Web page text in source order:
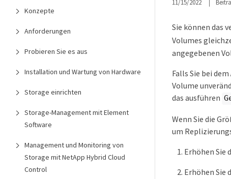
Konzepte
Anforderungen
Probieren Sie es aus
Installation und Wartung von Hardware
Storage einrichten
Storage-Management mit Element
Software
Management und Monitoring von
Storage mit NetApp Hybrid Cloud
Control
11/15/2022
Sie können das
Volumes
angegebenen
Falls Sie bei
Volume
das ausführen
Wenn Sie die
um
Erhöhen Sie
Erhöhen Sie